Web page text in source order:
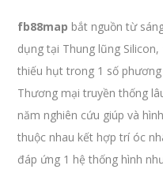
fb88map bắt nguồn từ
dụng tại Thung lũng
thiếu hụt trong 1 số
Thương mại truyền thống
năm nghiên cứu giúp và
thuộc nhau kết hợp trí óc
đáp ứng 1 hệ thống hình